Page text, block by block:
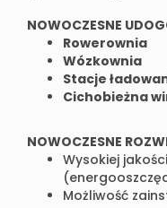
NOWOCZESNE
Rowerownia
Wózkownia
Stacje
Cichobieżna
NOWOCZESNE
Wysokiej
Możliwość